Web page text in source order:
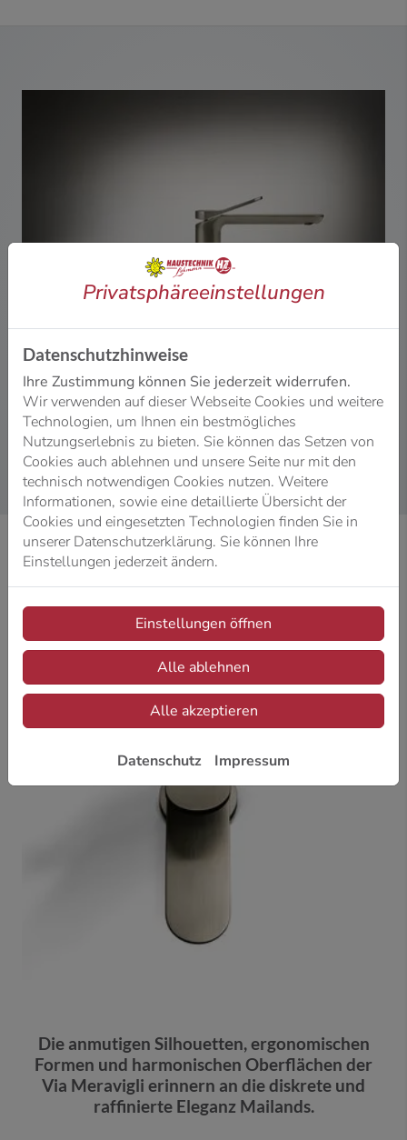
Die anmutigen Silhouetten, ergonomischen
Formen und harmonischen Oberflächen der
Via Meravigli erinnern an die diskrete und
raffinierte Eleganz Mailands.
Privatsphäre­einstellungen
Datenschutzhinweise
Ihre Zustimmung können Sie jederzeit widerrufen.
Wir verwenden auf dieser Webseite Cookies und weitere
Technologien, um Ihnen ein bestmögliches
Nutzungserlebnis zu bieten. Sie können das Setzen von
Cookies auch ablehnen und unsere Seite nur mit den
technisch notwendigen Cookies nutzen. Weitere
Informationen, sowie eine detaillierte Übersicht der
Cookies und eingesetzten Technologien finden Sie in
unserer Datenschutzerklärung. Sie können Ihre
Einstellungen jederzeit ändern.
Einstellungen öffnen
Alle ablehnen
Alle akzeptieren
Datenschutz Impressum